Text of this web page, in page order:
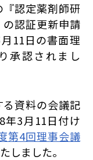
認定薬剤師研
認証更新申請
11日の書面理
承認されまし
資料の会議記
年3月11日付け
第4回理事会議
しました。